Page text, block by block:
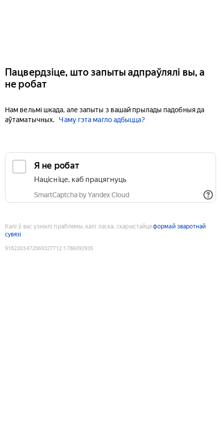
Пацвердзіце, што запыты адпраўлялі вы, а
не робат
Нам вельмі шкада, але запыты з вашай прылады падобныя да
аўтаматычных.
Чаму гэта магло адбыцца?
Я не робат
Націсніце, каб працягнуць
SmartCaptcha by Yandex Cloud
Калі ў вас узніклі праблемы, калі ласка, скарыстайцеформай зваротнай
сувязі
9182203472069327712:1786092935